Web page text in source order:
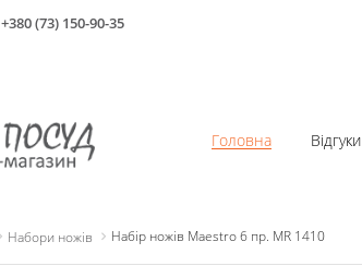
+380 (73) 150-90-35
Головна Відгуки
Набори ножів Набір ножів Maestro 6 пр. MR 1410